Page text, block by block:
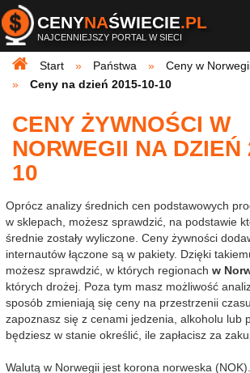
CENYNAŚWIECIE.PL
NAJCENNIEJSZY PORTAL W SIECI
Start
Państwa
Ceny w
Ceny na dzień 2015-10-10
CENY ŻYWNOŚCI W
NORWEGII NA DZIEŃ
10
Oprócz analizy średnich cen podstawowych
w sklepach, możesz sprawdzić, na podstawie
średnie zostały wyliczone. Ceny żywności
internautów łączone są w pakiety. Dzięki
możesz sprawdzić, w których regionach w
których drożej. Poza tym masz możliwość
sposób zmieniają się ceny na przestrzenii
zapoznasz się z cenami jedzenia, alkoholu lub
będziesz w stanie określić, ile zapłacisz za
Walutą w Norwegii jest korona norweska